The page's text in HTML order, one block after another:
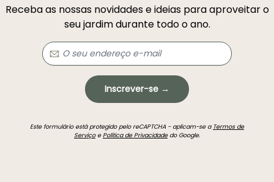
Receba as nossas novidades e ideias para aproveitar o
seu jardim durante todo o ano.
Inscrever-se →
Este formulário está protegido pelo reCAPTCHA - aplicam-se a Termos de
ServiçoePolítica de Privacidadedo Google.